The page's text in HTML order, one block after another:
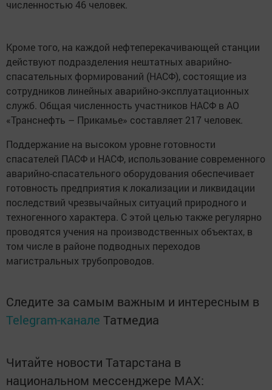
численностью 46 человек.
Кроме того, на каждой нефтеперекачивающей станции
действуют подразделения нештатных аварийно-
спасательных формирований (НАСФ), состоящие из
сотрудников линейных аварийно-эксплуатационных
служб. Общая численность участников НАСФ в АО
«Транснефть – Прикамье» составляет 217 человек.
Поддержание на высоком уровне готовности
спасателей ПАСФ и НАСФ, использование современного
аварийно-спасательного оборудования обеспечивает
готовность предприятия к локализации и ликвидации
последствий чрезвычайных ситуаций природного и
техногенного характера. С этой целью также регулярно
проводятся учения на производственных объектах, в
том числе в районе подводных переходов
магистральных трубопроводов.
Следите за самым важным и интересным в
Telegram-канале Татмедиа
Читайте новости Татарстана в
национальном мессенджере MАХ: